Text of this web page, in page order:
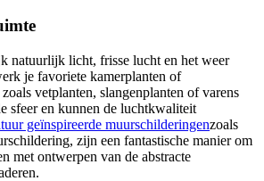
natuurlijk licht, frisse lucht en het weer
je favoriete kamerplanten of
vetplanten, slangenplanten of varens
sfeer en kunnen de luchtkwaliteit
geïnspireerde muurschilderingenzoals
zijn een fantastische manier om
met ontwerpen van de abstracte